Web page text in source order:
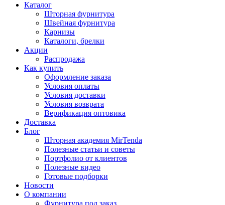
Каталог
Шторная фурнитура
Швейная фурнитура
Карнизы
Каталоги, брелки
Акции
Распродажа
Как купить
Оформление заказа
Условия оплаты
Условия доставки
Условия возврата
Верификация оптовика
Доставка
Блог
Шторная академия MirTenda
Полезные статьи и советы
Портфолио от клиентов
Полезные видео
Готовые подборки
Новости
О компании
Фурнитура под заказ